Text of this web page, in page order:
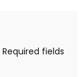
Required fields